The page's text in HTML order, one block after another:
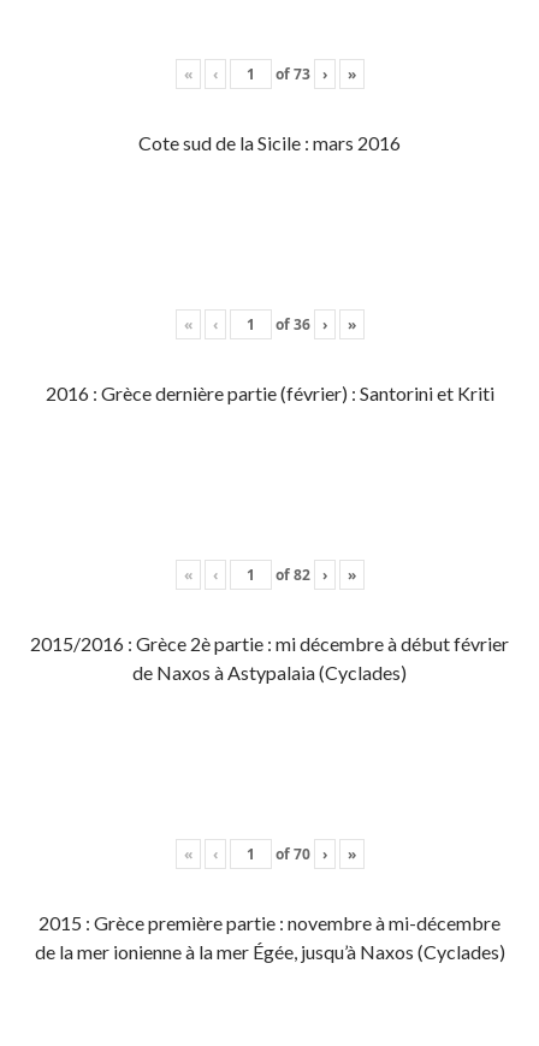
« ‹ of73 › »
Cote sud de la Sicile : mars 2016
« ‹ of36 › »
2016 : Grèce dernière partie (février) : Santorini et Kriti
« ‹ of82 › »
2015/2016 : Grèce 2è partie : mi décembre à début février
de Naxos à Astypalaia (Cyclades)
« ‹ of70 › »
2015 : Grèce première partie : novembre à mi-décembre
de la mer ionienne à la mer Égée, jusqu’à Naxos (Cyclades)